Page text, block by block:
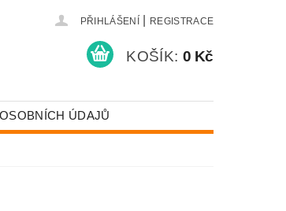
PŘIHLÁŠENÍ REGISTRACE
KOŠÍK: 0 Kč
ÚDAJŮ